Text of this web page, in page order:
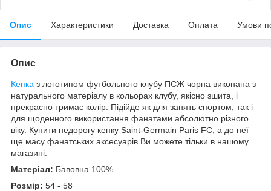
Опис Характеристики Доставка Оплата Умови
Опис
Кепка з логотипом футбольного клубу ПСЖ чорна виконана з
натурального матеріалу в кольорах клубу, якісно зшита, і
прекрасно тримає колір. Підійде як для занять спортом, так і
для щоденного використання фанатами абсолютно різного
віку. Купити недорогу кепку Saint-Germain Paris FC, а до неї
ще масу фанатських аксесуарів Ви можете тільки в нашому
магазині.
Матеріал: Бавовна 100%
Розмір: 54 - 58